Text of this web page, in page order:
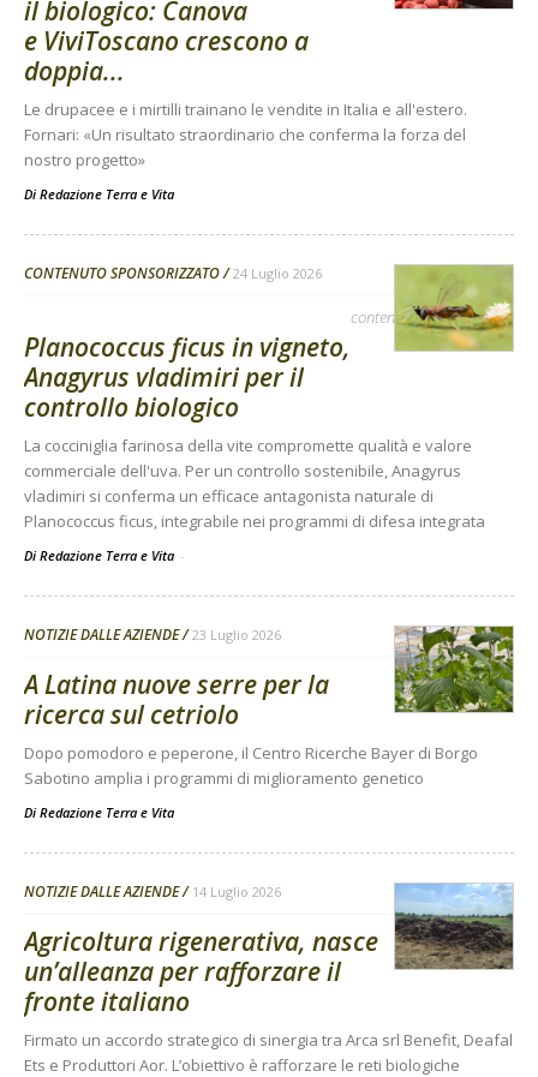
il biologico: Canova
e ViviToscano crescono a
doppia...
Le drupacee e i mirtilli trainano le vendite in Italia e all'estero.
Fornari: «Un risultato straordinario che conferma la forza del
nostro progetto»
Di Redazione Terra e Vita
CONTENUTO SPONSORIZZATO 24 Luglio 2026
contenuto sponsorizzato
Planococcus ficus in vigneto,
Anagyrus vladimiri per il
controllo biologico
La cocciniglia farinosa della vite compromette qualità e valore
commerciale dell'uva. Per un controllo sostenibile, Anagyrus
vladimiri si conferma un efficace antagonista naturale di
Planococcus ficus, integrabile nei programmi di difesa integrata
Di Redazione Terra e Vita -
NOTIZIE DALLE AZIENDE 23 Luglio 2026
A Latina nuove serre per la
ricerca sul cetriolo
Dopo pomodoro e peperone, il Centro Ricerche Bayer di Borgo
Sabotino amplia i programmi di miglioramento genetico
Di Redazione Terra e Vita
NOTIZIE DALLE AZIENDE 14 Luglio 2026
Agricoltura rigenerativa, nasce
un’alleanza per rafforzare il
fronte italiano
Firmato un accordo strategico di sinergia tra Arca srl Benefit, Deafal
Ets e Produttori Aor. L’obiettivo è rafforzare le reti biologiche